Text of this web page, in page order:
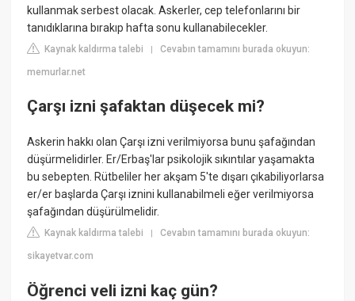
kullanmak serbest olacak. Askerler, cep telefonlarını bir
tanıdıklarına bırakıp hafta sonu kullanabilecekler.
Kaynak kaldırma talebi |Cevabın tamamını burada okuyun:
memurlar.net
Çarşı izni şafaktan düşecek mi?
Askerin hakkı olan Çarşı izni verilmiyorsa bunu şafağından
düşürmelidirler. Er/Erbaş'lar psikolojik sıkıntılar yaşamakta
bu sebepten. Rütbeliler her akşam 5'te dışarı çıkabiliyorlarsa
er/er başlarda Çarşı iznini kullanabilmeli eğer verilmiyorsa
şafağından düşürülmelidir.
Kaynak kaldırma talebi |Cevabın tamamını burada okuyun:
sikayetvar.com
Öğrenci veli izni kaç gün?